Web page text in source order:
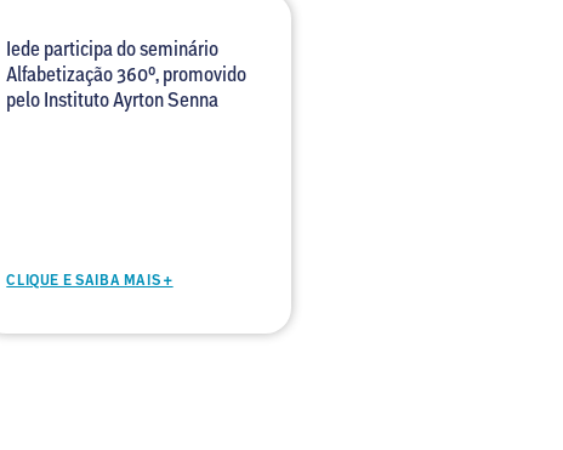
Iede participa do seminário
Alfabetização 360º, promovido
pelo Instituto Ayrton Senna
CLIQUE E SAIBA MAIS +